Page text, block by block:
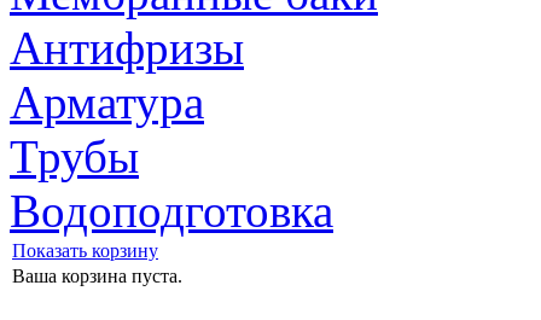
Антифризы
Арматура
Трубы
Водоподготовка
Показать корзину
Ваша корзина пуста.